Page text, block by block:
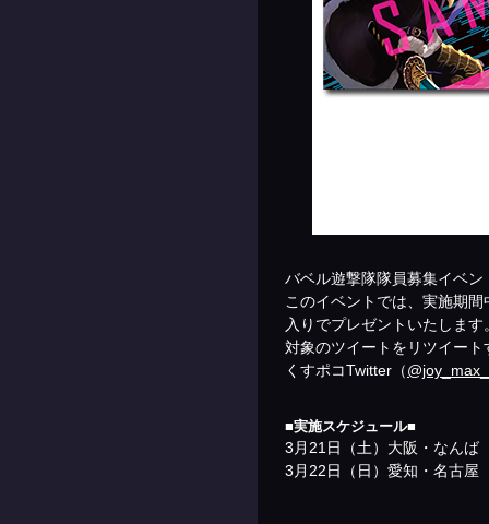
バベル遊撃隊隊員募集イベン
このイベントでは、実施期
入りでプレゼントいたしま
対象のツイートをリツイー
くすポコTwitter（
■実施スケジュール■
3月21日（土）大阪・なん
3月22日（日）愛知・名古